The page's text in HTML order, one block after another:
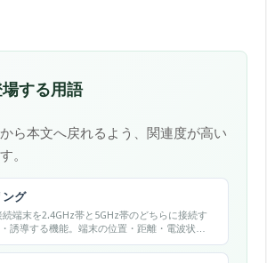
する用語
ら本文へ戻れるよう、関連度が高い
。
ング
端末を2.4GHz帯と5GHz帯のどちらに接続す
誘導する機能。端末の位置・距離・電波状況
に割り当て、全体のパフォーマンスを向上さ